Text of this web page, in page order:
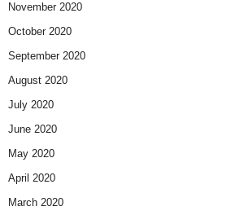
November 2020
October 2020
September 2020
August 2020
July 2020
June 2020
May 2020
April 2020
March 2020